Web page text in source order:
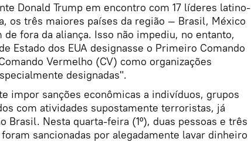
Donald Trump em encontro com 17 líderes latino-
os três maiores países da região — Brasil, México
fora da aliança. Isso não impediu, no entanto,
Estado dos EUA designasse o Primeiro Comando
Vermelho (CV) como organizações
designadas".
impor sanções econômicas a indivíduos, grupos
com atividades supostamente terroristas, já
Brasil. Nesta quarta-feira (1º), duas pessoas e três
sancionadas por alegadamente lavar dinheiro